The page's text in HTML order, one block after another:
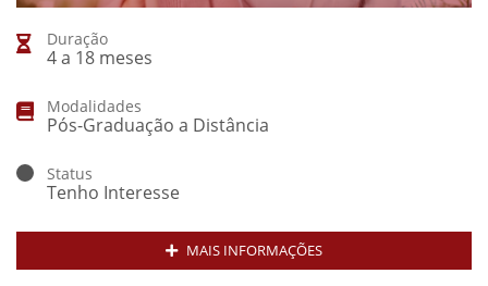
Duração
4 a 18 meses
Modalidades
Pós-Graduação a Distância
Status
Tenho Interesse
MAIS INFORMAÇÕES